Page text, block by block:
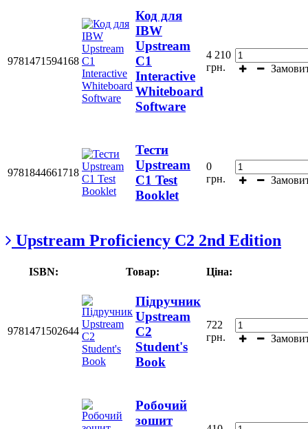
9781471594168
Код для
IBW
Upstream
C1
Interactive
Whiteboard
Software
4 210
грн.
9781844661718
Тести
Upstream
C1 Test
Booklet
0
грн.
Upstream Proficiency С2 2nd Edition
ISBN: Товар: Ціна:
9781471502644
Підручник
Upstream
C2
Student's
Book
722
грн.
Робочий
зошит